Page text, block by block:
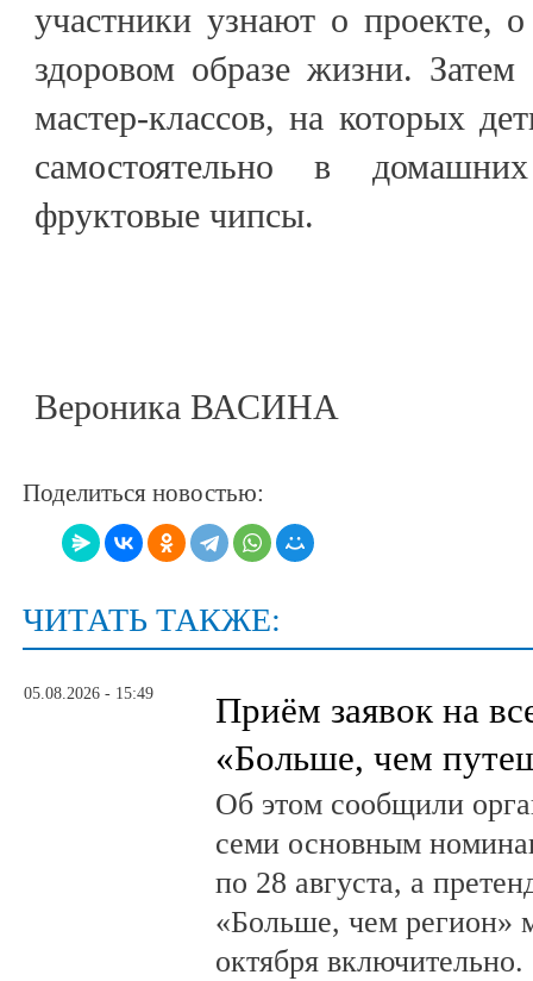
участники узнают о проекте,
здоровом образе жизни.
мастер-классов, на которых
самостоятельно в
фруктовые чипсы.
Вероника ВАСИНА
Поделиться новостью:
ЧИТАТЬ ТАКЖЕ:
05.08.2026 - 15:49
Приём заявок на
«Больше, чем
Об этом сообщили
семи основным
по 28 августа, а
«Больше, чем регион»
октября включительно.